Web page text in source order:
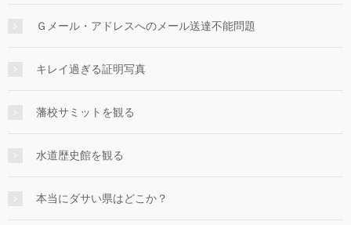
Ｇメール・アドレスへのメール送達不能問題
キレイ過ぎる証明写真
藩校サミットを観る
水道歴史館を観る
本当にダサい県はどこか？